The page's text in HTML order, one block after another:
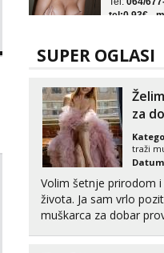
Čekam tvoj
tel:0,93€ -
Anđela
Čekam tvoj
Tel: 064/
tel:0,93€ -
Mira
Čekam tvoj
SUPER OGLASI
za
traži
Volim šetnje prirodom
života. Ja sam vrlo
muškarca za dobar